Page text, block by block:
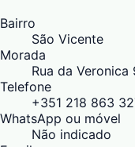
Bairro
São Vicente
Morada
Rua da
Telefone
+351 218 863
WhatsApp ou móvel
Não indicado